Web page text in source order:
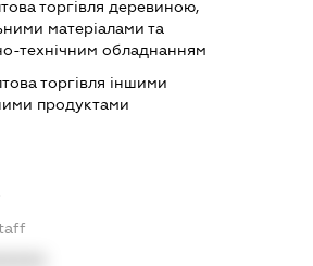
торгівля деревиною,
матеріалами та
технічним обладнанням
торгівля іншими
продуктами